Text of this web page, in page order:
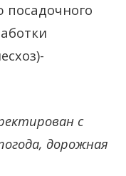
с
дорожная